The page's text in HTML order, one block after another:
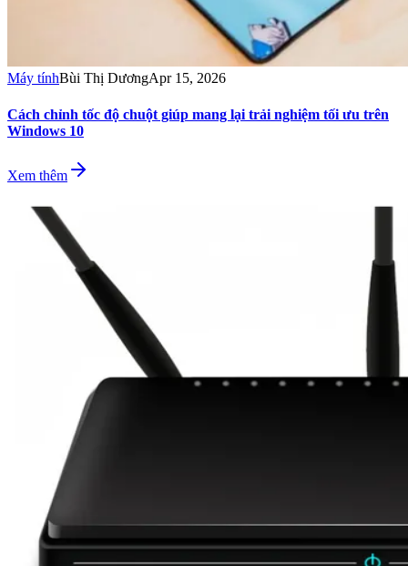
Máy tínhBùi Thị DươngApr 15, 2026
Cách chỉnh tốc độ chuột giúp mang lại trải nghiệm tối ưu trên
Windows 10
Xem thêm